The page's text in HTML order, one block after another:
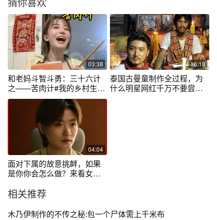
03:38
和老妈斗智斗勇：三十六计
之——苦肉计#我的乡村生活
#陪伴父母 #日常vlog
16:18
泰国古曼童制作全过程，为
什么明星网红千万不要尝
04:04
面对下属的故意挑衅，如果
是你你会怎么做？来看女主
商 #为人处世
相关推荐
木乃伊制作的不传之秘:包一个尸体需上千米布